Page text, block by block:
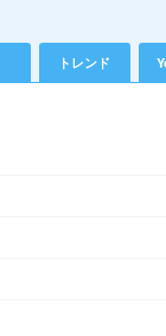
トレンド